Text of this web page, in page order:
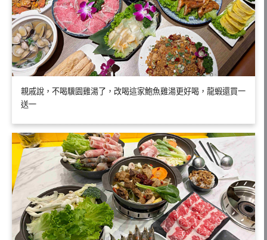
親戚說，不喝驥園雞湯了，改喝這家鮑魚雞湯更好喝，龍蝦還買一
送一